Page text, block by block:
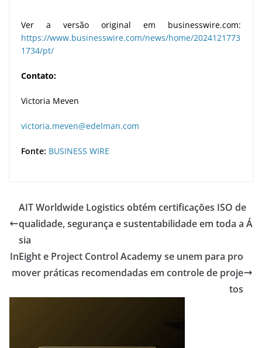
Ver a versão original em businesswire.com:
https://www.businesswire.com/news/home/2024121773
1734/pt/
Contato:
Victoria Meven
victoria.meven@edelman.com
Fonte: BUSINESS WIRE
AIT Worldwide Logistics obtém certificações ISO de
qualidade, segurança e sustentabilidade em toda a Á
sia
InEight e Project Control Academy se unem para pro
mover práticas recomendadas em controle de proje
tos